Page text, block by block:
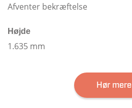
Afventer bekræftelse
Højde
1.635 mm
Hør mere